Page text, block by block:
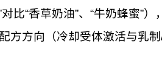
比“香草奶油”、“牛奶蜂蜜”）
方方向（冷却受体激活与乳